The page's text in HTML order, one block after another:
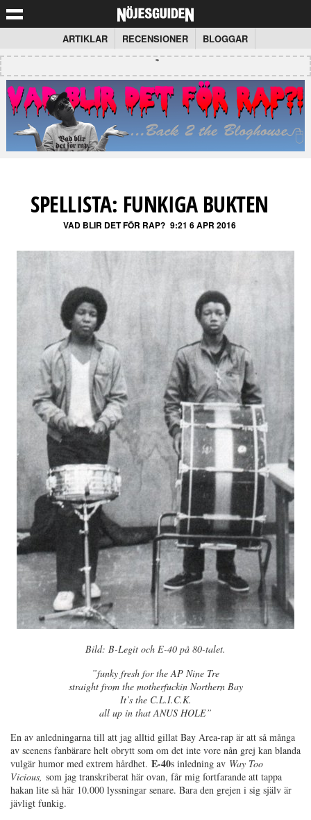
ARTIKLAR RECENSIONER BLOGGAR
SPELLISTA: FUNKIGA BUKTEN
VAD BLIR DET FÖR RAP? 9:21 6 APR 2016
Bild: B-Legit och E-40 på 80-talet.
”funky fresh for the AP Nine Tre
straight from the motherfuckin Northern Bay
It’s the C.L.I.C.K.
all up in that ANUS HOLE”
En av anledningarna till att jag alltid gillat Bay Area-rap är att så många
av scenens fanbärare helt obrytt som om det inte vore nån grej kan blanda
vulgär humor med extrem hårdhet. E-40s inledning av Way Too
Vicious, som jag transkriberat här ovan, får mig fortfarande att tappa
hakan lite så här 10.000 lyssningar senare. Bara den grejen i sig själv är
jävligt funkig.